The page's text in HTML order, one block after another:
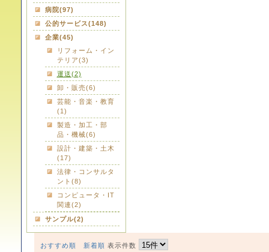
病院(97)
公的サービス(148)
企業(45)
リフォーム・イン
テリア(3)
運送(2)
卸・販売(6)
芸能・音楽・教育
(1)
製造・加工・部
品・機械(6)
設計・建築・土木
(17)
法律・コンサルタ
ント(8)
コンピュータ・IT
関連(2)
サンプル(2)
おすすめ順 新着順 表示件数